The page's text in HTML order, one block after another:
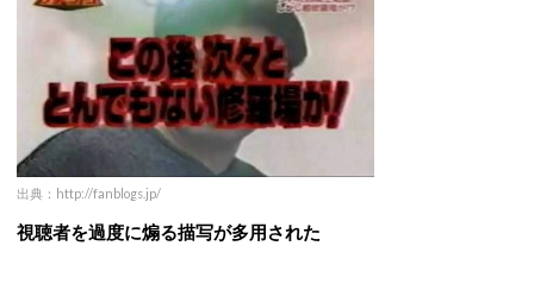
出典：http://fanblogs.jp/
視聴者を過度に煽る描写が多用された